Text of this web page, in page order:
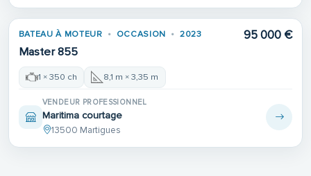
BATEAU À MOTEUR OCCASION 2023
Master 855
95 000 €
1 × 350 ch 8,1 m × 3,35 m
VENDEUR PROFESSIONNEL
Maritima courtage
13500 Martigues